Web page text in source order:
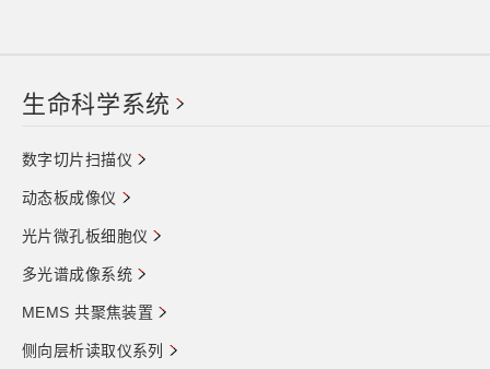
生命科学系统
数字切片扫描仪
动态板成像仪
光片微孔板细胞仪
多光谱成像系统
MEMS 共聚焦装置
侧向层析读取仪系列